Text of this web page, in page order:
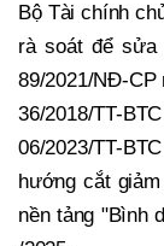
Bộ Tài chính
rà soát để sửa
89/2021/NĐ-CP
36/2018/TT-
06/2023/TT-
hướng cắt
nền tảng "Bình